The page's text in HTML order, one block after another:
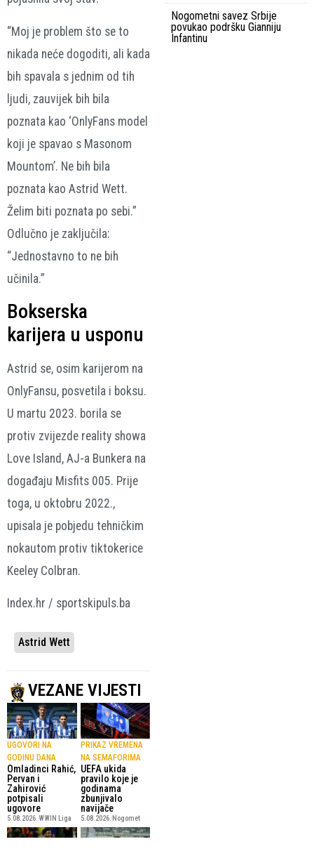
“Moj je problem što se to
nikada neće dogoditi, ali kada
bih spavala s jednim od tih
ljudi, zauvijek bih bila
poznata kao ‘OnlyFans model
koji je spavao s Masonom
Mountom’. Ne bih bila
poznata kao Astrid Wett.
Želim biti poznata po sebi.”
Odlučno je zaključila:
“Jednostavno to ne bih
učinila.”
Bokserska
karijera u usponu
Astrid se, osim karijerom na
OnlyFansu, posvetila i boksu.
U martu 2023. borila se
protiv zvijezde reality showa
Love Island, AJ-a Bunkera na
događaju Misfits 005. Prije
toga, u oktobru 2022.,
upisala je pobjedu tehničkim
nokautom protiv tiktokerice
Keeley Colbran.
Index.hr / sportskipuls.ba
Astrid Wett
VEZANE VIJESTI
UGOVORI NA
GODINU DANA
Omladinci Rahić,
Pervan i
Zahirović
potpisali
ugovore
5.08.2026. WWIN Liga
PRIKAZ VREMENA
NA SEMAFORIMA
UEFA ukida
pravilo koje je
godinama
zbunjivalo
navijače
5.08.2026. Nogomet
Nogometni savez Srbije
povukao podršku Gianniju
Infantinu